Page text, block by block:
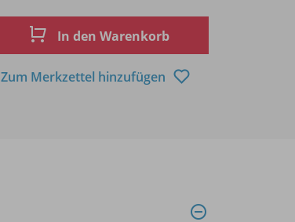
In den Warenkorb
Zum Merkzettel hinzufügen